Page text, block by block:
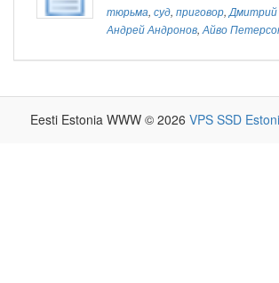
тюрьма, суд, приговор,
Андрей Андронов,Айво
Eesti Estonia WWW © 2026 VPS SSD